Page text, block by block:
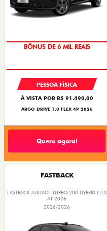
BÔNUS DE 6 MIL REAIS
PESSOA FÍSICA
À VISTA POR R$ 91.490,00
ARGO DRIVE 1.0 FLEX 4P 2026
Quero agora!
FASTBACK
FASTBACK AUDACE TURBO 200 HYBRID FLEX
AT 2026
2026/2026